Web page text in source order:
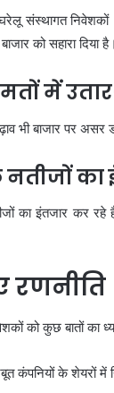
संस्थागत निवेशकों
को सहारा दिया है।
में
भी बाजार पर
का
का इंतजार कर
रणनीति
को कुछ बातों का
कंपनियों के शेयरों में